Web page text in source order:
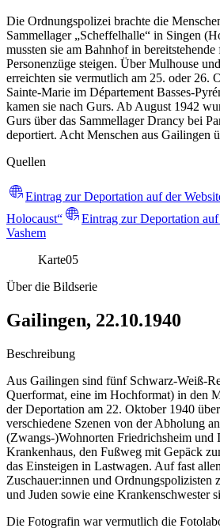
Die Ordnungspolizei brachte die
Sammellager „Scheffelhalle“ in Singen
mussten sie am Bahnhof in bereitstehende
Personenzüge steigen. Über Mulhouse
erreichten sie vermutlich am 25. oder 26.
Sainte-Marie im Département Basses-
kamen sie nach Gurs. Ab August 1942
Gurs über das Sammellager Drancy bei
deportiert. Acht Menschen aus Gailingen
Quellen
Eintrag zur Deportation auf der
Holocaust“
Eintrag zur Deportation
Vashem
Karte05
Über die Bildserie
Gailingen, 22.10.1940
Beschreibung
Aus Gailingen sind fünf Schwarz-Weiß-
Querformat, eine im Hochformat) in den
der Deportation am 22. Oktober 1940
verschiedene Szenen von der Abholung
(Zwangs-)Wohnorten Friedrichsheim und
Krankenhaus, den Fußweg mit Gepäck
das Einsteigen in Lastwagen. Auf fast
Zuschauer:innen und Ordnungspolizisten
und Juden sowie eine Krankenschwester
Die Fotografin war vermutlich die